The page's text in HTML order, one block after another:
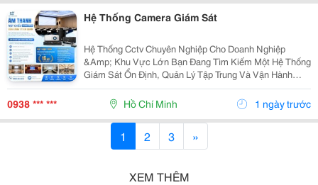
Hệ Thống Camera Giám Sát
Hệ Thống Cctv Chuyên Nghiệp Cho Doanh Nghiệp
&Amp; Khu Vực Lớn Bạn Đang Tìm Kiếm Một Hệ Thống
Giám Sát Ổn Định, Quản Lý Tập Trung Và Vận Hành
Liên Tục 24/7? Hợp Thành Thịnh Cung Cấp Giải Pháp
Cctv Toàn Diện, Đáp Ứng Nhu Cầu Giám Sát Cho Nhiều
0938 *** *** Hồ Chí Minh 1 ngày trước
1 2 3 »
XEM THÊM